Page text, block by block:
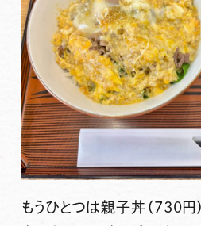
もうひとつは親子丼（730円